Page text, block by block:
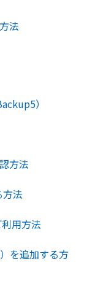
法
）
方法
法
用方法
を追加する方